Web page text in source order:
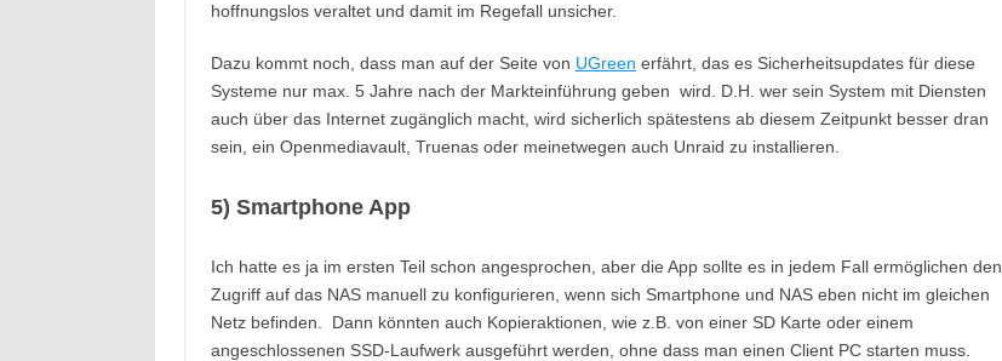
hoffnungslos veraltet und damit im Regefall unsicher.
Dazu kommt noch, dass man auf der Seite von UGreen erfährt, das es Sicherheitsupdates für diese
Systeme nur max. 5 Jahre nach der Markteinführung geben wird. D.H. wer sein System mit Diensten
auch über das Internet zugänglich macht, wird sicherlich spätestens ab diesem Zeitpunkt besser dran
sein, ein Openmediavault, Truenas oder meinetwegen auch Unraid zu installieren.
5) Smartphone App
Ich hatte es ja im ersten Teil schon angesprochen, aber die App sollte es in jedem Fall ermöglichen den
Zugriff auf das NAS manuell zu konfigurieren, wenn sich Smartphone und NAS eben nicht im gleichen
Netz befinden. Dann könnten auch Kopieraktionen, wie z.B. von einer SD Karte oder einem
angeschlossenen SSD-Laufwerk ausgeführt werden, ohne dass man einen Client PC starten muss.